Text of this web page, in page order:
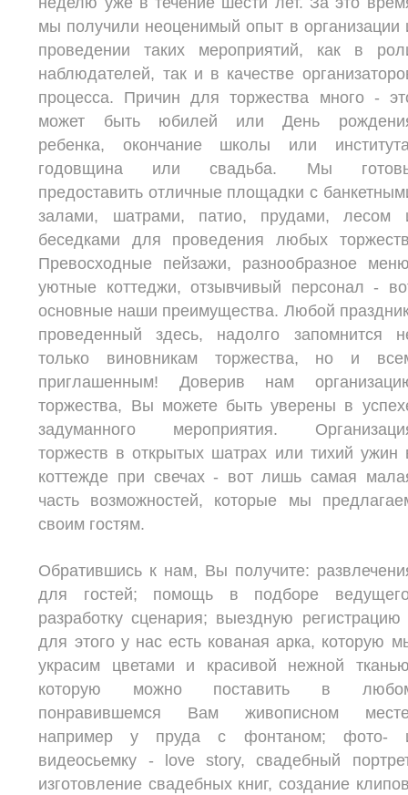
мы получили неоценимый опыт в организации
проведении таких мероприятий, как в
наблюдателей, так и в качестве
процесса. Причин для торжества много -
может быть юбилей или День
ребенка, окончание школы или
годовщина или свадьба. Мы
предоставить отличные площадки с
залами, шатрами, патио, прудами, лесом
беседками для проведения любых
Превосходные пейзажи, разнообразное
уютные коттеджи, отзывчивый персонал -
основные наши преимущества. Любой
проведенный здесь, надолго запомнится
только виновникам торжества, но и
приглашенным! Доверив нам
торжества, Вы можете быть уверены в
задуманного мероприятия.
торжеств в открытых шатрах или тихий ужин
коттежде при свечах - вот лишь самая
часть возможностей, которые мы
своим гостям.
Обратившись к нам, Вы получите:
для гостей; помощь в подборе
разработку сценария; выездную регистрацию
для этого у нас есть кованая арка, которую
украсим цветами и красивой нежной
которую можно поставить в
понравившемся Вам живописном
например у пруда с фонтаном; фото-
видеосьемку - love story, свадебный
изготовление свадебных книг, создание